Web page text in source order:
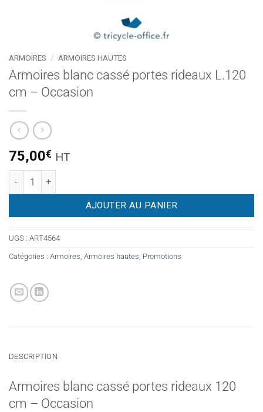
ARMOIRES / ARMOIRES HAUTES
Armoires blanc cassé portes rideaux L.120
cm – Occasion
75,00€ HT
quantité de Armoires blanc cassé portes rideaux L.120 cm –
AJOUTER AU PANIER
UGS : ART4564
Catégories : Armoires, Armoires hautes, Promotions
DESCRIPTION
Armoires blanc cassé portes rideaux 120
cm – Occasion